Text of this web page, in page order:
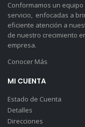
Conformamos un
servicio, enfocadas a
eficiente atención a
de nuestro crecimiento
empresa.
Conocer Más
MI CUENTA
Estado de Cuenta
Detalles
Direcciones